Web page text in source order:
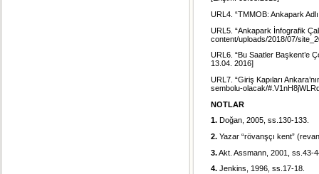
URL4. “TMMOB: Ankapark
URL5. “Ankapark İnfografik
content/uploads/2018/07/
URL6. “Bu Saatler Başkent’e
13.04. 2016]
URL7. “Giriş Kapıları
sembolu-olacak/
NOTLAR
1. Doğan, 2005, ss.130-133.
2. Yazar “rövanşçı kent”
3.Akt. Assmann, 2001, ss.43-
4. Jenkins, 1996, ss.17-18.